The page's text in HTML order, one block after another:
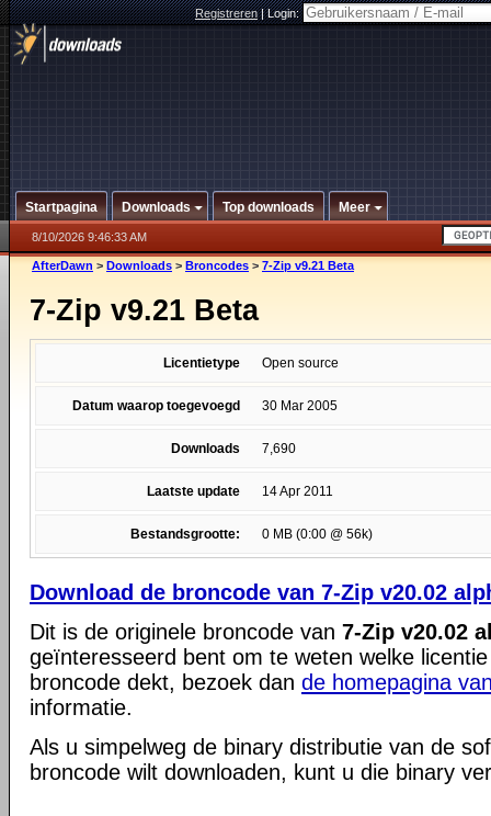
Registreren|Login:
Startpagina Downloads Top downloads Meer
8/10/2026 9:46:33 AM
AfterDawn > Downloads > Broncodes > 7-Zip v9.21 Beta
7-Zip v9.21 Beta
Licentietype Open source
Datum waarop toegevoegd 30 Mar 2005
Downloads 7,690
Laatste update 14 Apr 2011
Bestandsgrootte: 0 MB (0:00 @ 56k)
Download de broncode van 7-Zip v20.02
Dit is de originele broncode van 7-Zip v20.02
geïnteresseerd bent om te weten welke
broncode dekt, bezoek dan de homepagina
informatie.
Als u simpelweg de binary distributie van de
broncode wilt downloaden, kunt u die binary